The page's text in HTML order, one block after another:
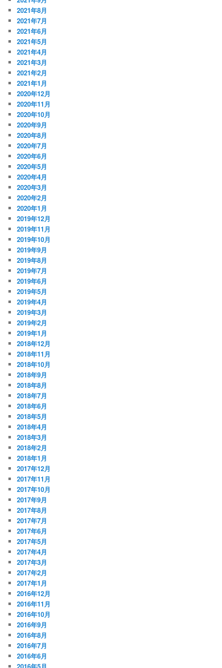
2021年8月
2021年7月
2021年6月
2021年5月
2021年4月
2021年3月
2021年2月
2021年1月
2020年12月
2020年11月
2020年10月
2020年9月
2020年8月
2020年7月
2020年6月
2020年5月
2020年4月
2020年3月
2020年2月
2020年1月
2019年12月
2019年11月
2019年10月
2019年9月
2019年8月
2019年7月
2019年6月
2019年5月
2019年4月
2019年3月
2019年2月
2019年1月
2018年12月
2018年11月
2018年10月
2018年9月
2018年8月
2018年7月
2018年6月
2018年5月
2018年4月
2018年3月
2018年2月
2018年1月
2017年12月
2017年11月
2017年10月
2017年9月
2017年8月
2017年7月
2017年6月
2017年5月
2017年4月
2017年3月
2017年2月
2017年1月
2016年12月
2016年11月
2016年10月
2016年9月
2016年8月
2016年7月
2016年6月